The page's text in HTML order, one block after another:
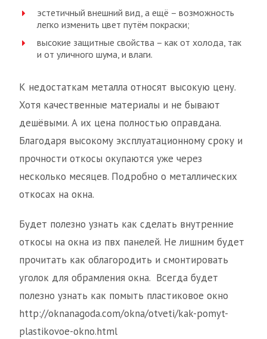
эстетичный внешний вид, а ещё – возможность
легко изменить цвет путём покраски;
высокие защитные свойства – как от холода, так
и от уличного шума, и влаги.
К недостаткам металла относят высокую цену.
Хотя качественные материалы и не бывают
дешёвыми. А их цена полностью оправдана.
Благодаря высокому эксплуатационному сроку и
прочности откосы окупаются уже через
несколько месяцев. Подробно о металлических
откосах на окна.
Будет полезно узнать как сделать внутренние
откосы на окна из пвх панелей. Не лишним будет
прочитать как облагородить и смонтировать
уголок для обрамления окна. Всегда будет
полезно узнать как помыть пластиковое окно
http://oknanagoda.com/okna/otveti/kak-pomyt-
plastikovoe-okno.html